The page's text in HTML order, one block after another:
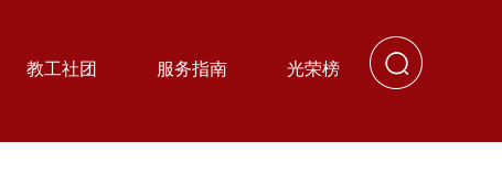
教工社团 服务指南 光荣榜